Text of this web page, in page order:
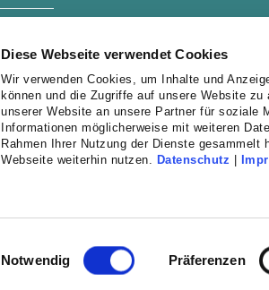
Diese Webseite verwendet Cookies
Wir verwenden Cookies, um Inhalte und
können und die Zugriffe auf unsere Website
unserer Website an unsere Partner für soziale
Informationen möglicherweise mit weiteren
Rahmen Ihrer Nutzung der Dienste
Webseite weiterhin nutzen. Datenschutz
Notwendig
Präferenzen